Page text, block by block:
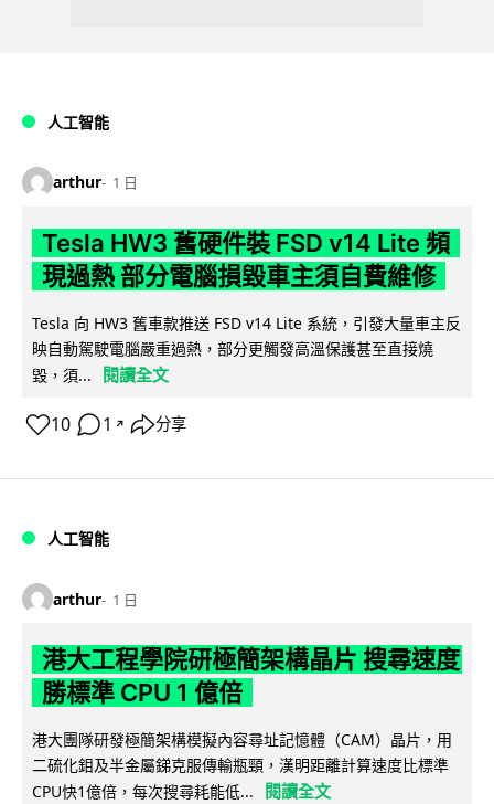
人工智能
arthur 1 日
Tesla HW3 舊硬件裝 FSD v14 Lite 頻
現過熱 部分電腦損毀車主須自費維修
Tesla 向 HW3 舊車款推送 FSD v14 Lite 系統，引發大量車主反
映自動駕駛電腦嚴重過熱，部分更觸發高溫保護甚至直接燒
毀，須...
閱讀全文
10 1 ↗ 分享
人工智能
arthur 1 日
港大工程學院研極簡架構晶片 搜尋速度
勝標準 CPU 1 億倍
港大團隊研發極簡架構模擬內容尋址記憶體（CAM）晶片，用
二硫化鉬及半金屬銻克服傳輸瓶頸，漢明距離計算速度比標準
CPU快1億倍，每次搜尋耗能低...
閱讀全文